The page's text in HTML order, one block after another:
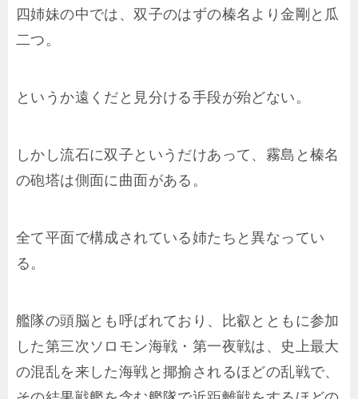
四姉妹の中では、双子のはずの榛名より金剛と瓜
二つ。
というか遠くだと見分ける手段が殆どない。
しかし流石に双子というだけあって、霧島と榛名
の砲塔は側面に曲面がある。
全て平面で構成されている姉たちと異なってい
る。
艦隊の頭脳とも呼ばれており、比叡とともに参加
した第三次ソロモン海戦・第一夜戦は、史上最大
の混乱を来した海戦と揶揄されるほどの乱戦で、